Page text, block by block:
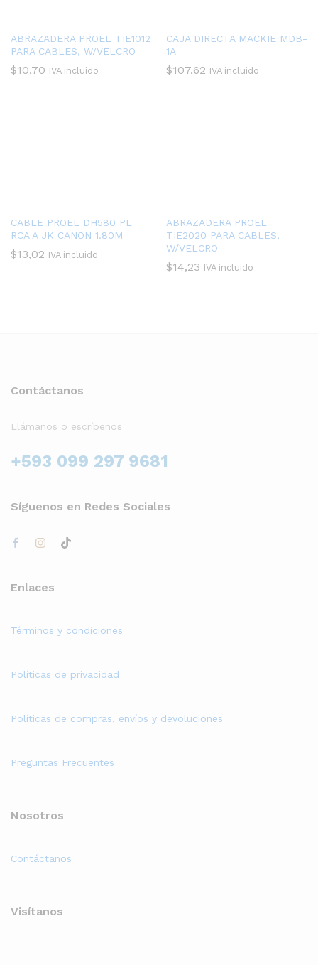
ABRAZADERA PROEL TIE1012
PARA CABLES, W/VELCRO
$10,70 IVA incluido
CAJA DIRECTA MACKIE MDB-
1A
$107,62 IVA incluido
CABLE PROEL DH580 PL
RCA A JK CANON 1.80M
$13,02 IVA incluido
ABRAZADERA PROEL
TIE2020 PARA CABLES,
W/VELCRO
$14,23 IVA incluido
Contáctanos
Llámanos o escríbenos
+593 099 297 9681
Síguenos en Redes Sociales
Enlaces
Términos y condiciones
Políticas de privacidad
Políticas de compras, envíos y devoluciones
Preguntas Frecuentes
Nosotros
Contáctanos
Visítanos